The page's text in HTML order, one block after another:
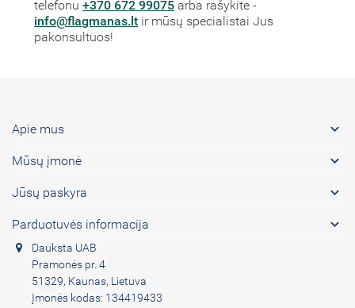
telefonu +370 672 99075 arba rašykite -
info@flagmanas.lt ir mūsų specialistai Jus
pakonsultuos!
Apie mus 
Mūsų įmonė 
Jūsų paskyra 
Parduotuvės informacija 
Dauksta UAB
Pramonės pr. 4
51329, Kaunas, Lietuva
Įmonės kodas: 134419433